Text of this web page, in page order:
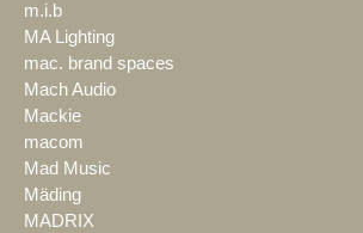
m.i.b
MA Lighting
mac. brand spaces
Mach Audio
Mackie
macom
Mad Music
Mäding
MADRIX